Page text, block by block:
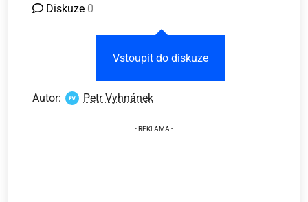
Diskuze 0
Vstoupit do diskuze
Autor: Petr Vyhnánek